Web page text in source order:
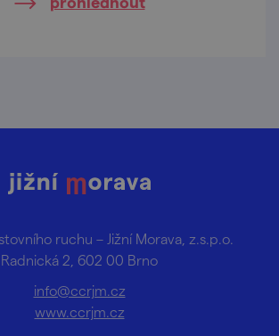
ruchu – Jižní Morava, z.s.p.o.
Radnická 2, 602 00 Brno
info@ccrjm.cz
www.ccrjm.cz